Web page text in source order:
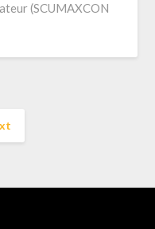
(SCUMAXCON